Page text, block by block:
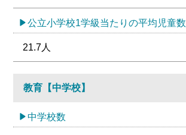
公立小学校1学級当たりの平均児童数
21.7人
教育【中学校】
中学校数